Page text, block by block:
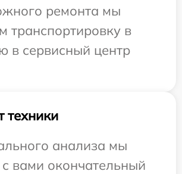
ремонта мы
транспортировку в
в сервисный центр
техники
анализа мы
вами окончательный